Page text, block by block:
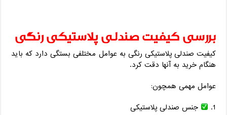
بررسی کیفیت صندلی پلاستیکی رنگی
کیفیت صندلی پلاستیکی رنگی به عوامل مختلفی بستگی دارد که باید
هنگام خرید به آنها دقت کرد.
عوامل مهمی همچون:
جنس صندلی پلاستیکی